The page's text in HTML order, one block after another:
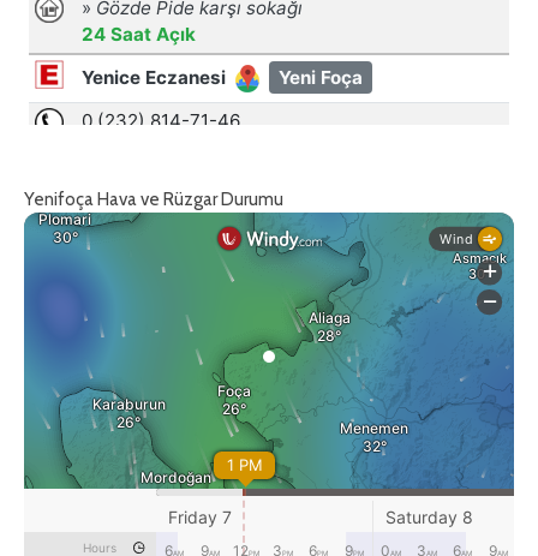
Yenifoça Hava ve Rüzgar Durumu